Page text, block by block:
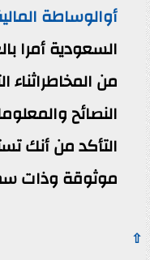
أوالوساطة
السعودية أمرا
من المخاطراثناء
النصائح
التأكد من أنك
موثوقة وذات
⇧